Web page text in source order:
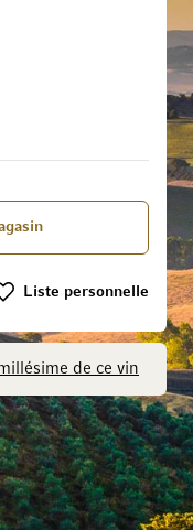
de ce vin
Liste personnelle